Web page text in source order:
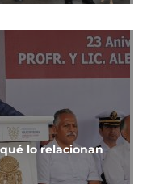
lo relacionan